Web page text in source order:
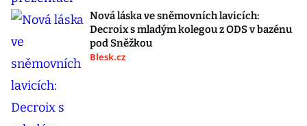
Nová láska ve sněmovních lavicích:
Decroix s mladým kolegou z ODS v bazénu
pod Sněžkou
Blesk.cz